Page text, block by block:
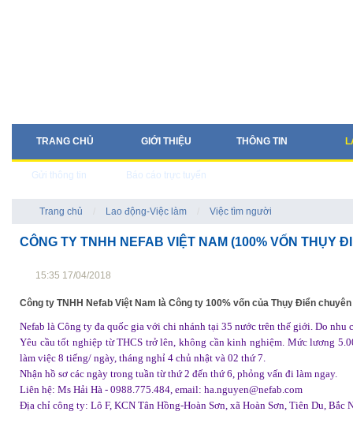
TRANG CHỦ GIỚI THIỆU THÔNG TIN
Gửi thông tin Báo cáo trực tuyến
Trang chủ Lao động-Việc làm Việc tìm người
CÔNG TY TNHH NEFAB VIỆT NAM (100% VỐN THỤY
15:35 17/04/2018
Công ty TNHH Nefab Việt Nam là Công ty 100% vốn của Thụy Điển
Nefab là Công ty đa quốc gia với chi nhánh tại 35 nước trên thế giới. Do nhu
Yêu cầu tốt nghiệp từ THCS trở lên, không cần kinh nghiệm. Mức lương
làm việc 8 tiếng/ ngày, tháng nghỉ 4 chủ nhật và 02 thứ 7.
Nhận hồ sơ các ngày trong tuần từ thứ 2 đến thứ 6, phỏng vấn đi làm ngay.
Liên hệ: Ms Hải Hà - 0988.775.484, email: ha.nguyen@nefab.com
Địa chỉ công ty: Lô F, KCN Tân Hồng-Hoàn Sơn, xã Hoàn Sơn, Tiên Du, Bắc